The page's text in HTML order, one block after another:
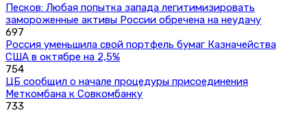
Песков: Любая попытка запада легитимизировать
замороженные активы России обречена на неудачу
697
Россия уменьшила свой портфель бумаг Казначейства
США в октябре на 2,5%
754
ЦБ сообщил о начале процедуры присоединения
Меткомбана к Совкомбанку
733